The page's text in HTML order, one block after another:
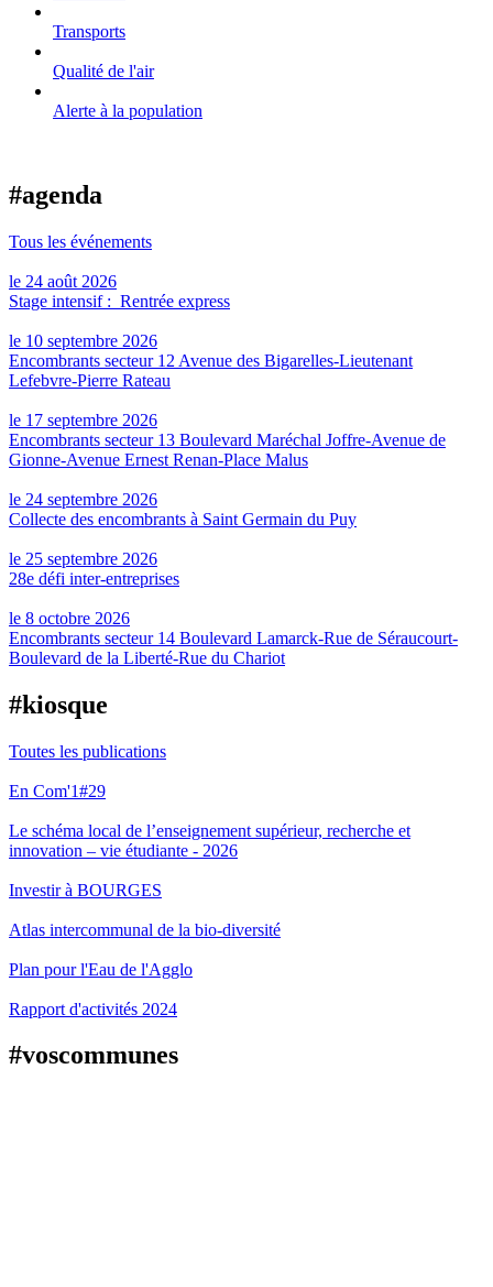
Transports
Qualité de l'air
Alerte à la population
#agenda
Tous les événements
le 24 août 2026
Stage intensif : Rentrée express
le 10 septembre 2026
Encombrants secteur 12 Avenue des Bigarelles-Lieutenant
Lefebvre-Pierre Rateau
le 17 septembre 2026
Encombrants secteur 13 Boulevard Maréchal Joffre-Avenue de
Gionne-Avenue Ernest Renan-Place Malus
le 24 septembre 2026
Collecte des encombrants à Saint Germain du Puy
le 25 septembre 2026
28e défi inter-entreprises
le 8 octobre 2026
Encombrants secteur 14 Boulevard Lamarck-Rue de Séraucourt-
Boulevard de la Liberté-Rue du Chariot
#kiosque
Toutes les publications
En Com'1#29
Le schéma local de l’enseignement supérieur, recherche et
innovation – vie étudiante - 2026
Investir à BOURGES
Atlas intercommunal de la bio-diversité
Plan pour l'Eau de l'Agglo
Rapport d'activités 2024
#voscommunes